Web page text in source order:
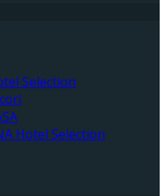
Selection
Hotel Selection